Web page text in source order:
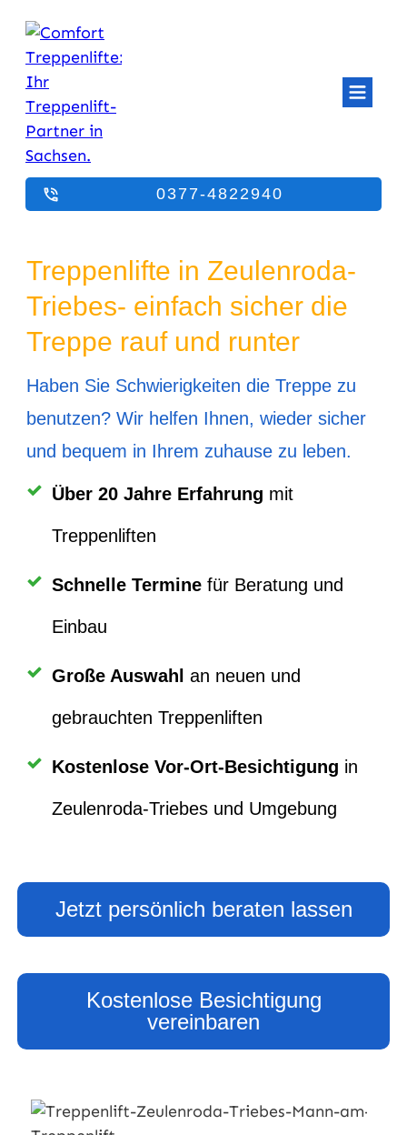
0377-4822940
Treppenlifte in Zeulenroda-
Triebes- einfach sicher die
Treppe rauf und runter
Haben Sie Schwierigkeiten die Treppe zu
benutzen? Wir helfen Ihnen, wieder sicher
und bequem in Ihrem zuhause zu leben.
Über 20 Jahre Erfahrung mit
Treppenliften
Schnelle Termine für Beratung und
Einbau
Große Auswahl an neuen und
gebrauchten Treppenliften
Kostenlose Vor-Ort-Besichtigung in
Zeulenroda-Triebes und Umgebung
Jetzt persönlich beraten lassen
Kostenlose Besichtigung
vereinbaren